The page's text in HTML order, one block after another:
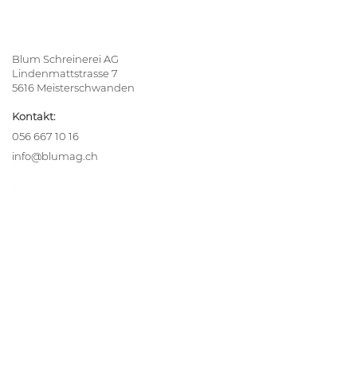
Blum Schreinerei AG
Lindenmattstrasse 7
5616 Meisterschwanden
Kontakt:
056 667 10 16
info@blumag.ch